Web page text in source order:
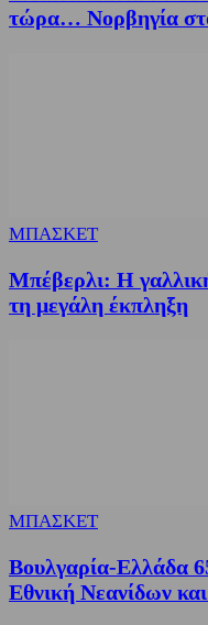
τώρα… Νορβηγία
ΜΠΑΣΚΕΤ
Μπέβερλι: Η
τη μεγάλη έκπληξη
ΜΠΑΣΚΕΤ
Βουλγαρία-Ελλάδα
Εθνική Νεανίδων